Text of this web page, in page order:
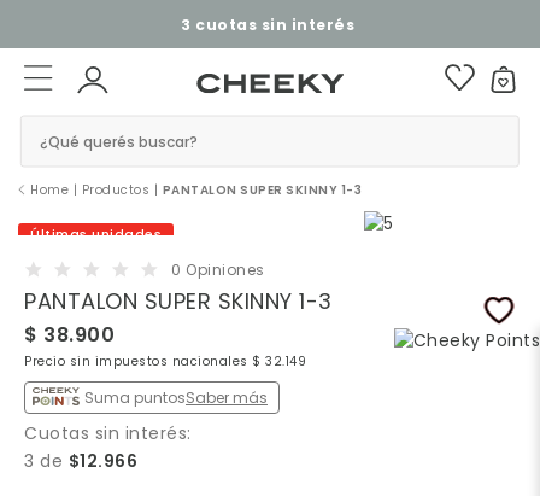
3 cuotas sin interés​ ​
¿Qué querés buscar?
Home | Productos | PANTALON SUPER SKINNY 1-3
Últimas unidades
0 Opiniones
PANTALON SUPER SKINNY 1-3
$ 38.900
Precio sin impuestos nacionales $ 32.149
Suma puntosSaber más
Cuotas sin interés:
3 de $12.966